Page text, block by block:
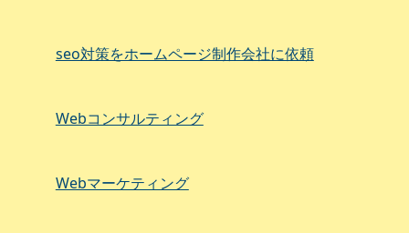
seo対策をホームページ制作会社に依頼
Webコンサルティング
Webマーケティング